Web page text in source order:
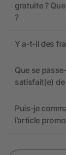
gratuite ?
?
Y a-t-il des
Que se
satisfait(e)
Puis-je
l’article